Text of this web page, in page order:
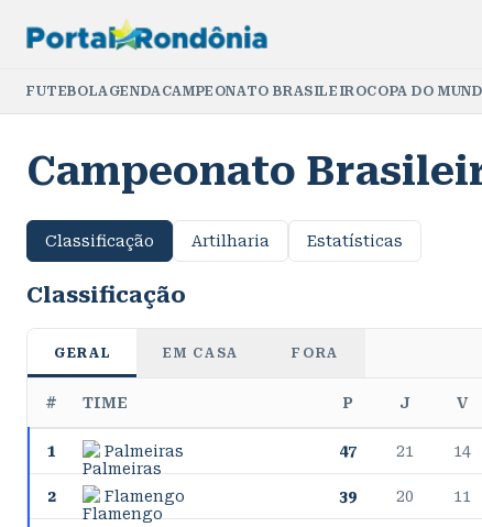
FUTEBOLAGENDACAMPEONATO BRASILEIROCOPA DO
Campeonato
Classificação Artilharia Estatísticas
Classificação
GERAL EM CASA FORA
# TIME P J V
1 Palmeiras 47 21 14
2 Flamengo 39 20 11